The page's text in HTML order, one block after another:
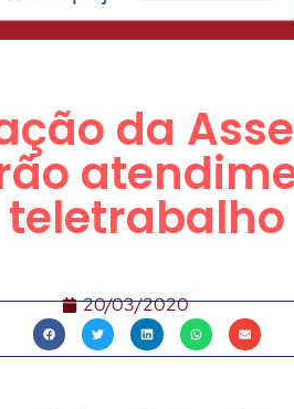
da
teletrabalho
20/03/2020